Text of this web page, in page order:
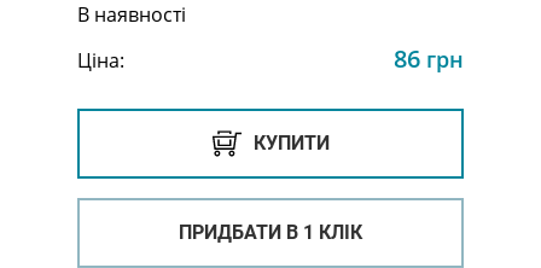
В наявності
Ціна:
86 грн
КУПИТИ
ПРИДБАТИ В 1 КЛІК